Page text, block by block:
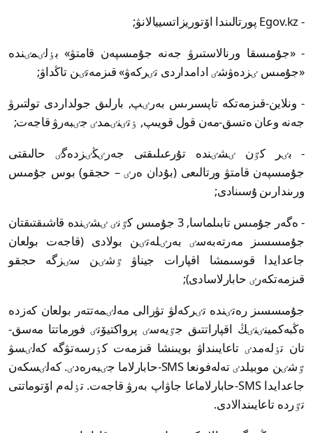
- Egov.kz پورتالىندا اۆتوريزاتسييالانۋ;
- «جۇمىسقا ورنالاستىرۋ جەنە جۇمىسپەن قامتۋ» بٶلٸمٸندە
«جۇمىس ٸزدەۋشٸ ادامداردى تٸركەۋ» قىزمەتٸن تاڭداۋ;
- ونلاين-قىزمەتكە تاپسىرىس بەرٸپ, بارلىق جولداردى تولتىرۋ
جەنە وعان ەتسق-مەن قول قويىپ, ٶتٸنٸمدٸ جٸبەرۋ قاجەت;
- بٸر كٷن ٸشٸندە تۇرعىلىقتى جەرٸڭٸزدەگٸ حالىقتى
جۇمىسپەن قامتۋ ورتالىعى (بۇدان ەرٸ – حجقو) بوس جۇمىس
ورىندارىن ۇسىنادى;
- ەگەر جۇمىس تابىلماسا, 3 جۇمىس كٷنٸ ٸشٸندە قاشىقتىقتان
جۇمىسسىز مەرتەبەسٸ بەرٸلەتٸن بولادى (قاجەت بولعان
جاعدايدا قوسىمشا اقپارات جيناۋ ٷشٸن سٸزگە حجقو
قىزمەتكەرٸ حابارلاسادى);
جۇمىسسىز رەتٸندە تٸركەلۋ تۋرالى مەلٸمەتتەر بولعان كەزدە
ەڭبەكمينٸنٸڭ اقپاراتتىق جٷيەسٸ پرواكتيۆتٸ فورماتتا مەسق-
تان تٶلەمدٸ تاعايىنداۋ بويىنشا قىزمەت كٶرسەتۋگە كەلٸسۋ
ٷشٸن موبيلدٸ تەلەفونعا SMS-حابارلاما جٸبەرەدٸ. كەلٸسكەن
جاعدايدا SMS-حابارلاماعا جاۋاپ بەرۋ قاجەت. تٶلەم اۆتوماتتى
تٷردە تاعايىندالادى.